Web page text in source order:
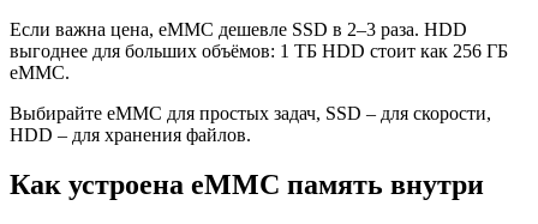
Если важна цена, eMMC дешевле SSD в 2–3 раза. HDD
выгоднее для больших объёмов: 1 ТБ HDD стоит как 256 ГБ
eMMC.
Выбирайте eMMC для простых задач, SSD – для скорости,
HDD – для хранения файлов.
Как устроена eMMC память внутри